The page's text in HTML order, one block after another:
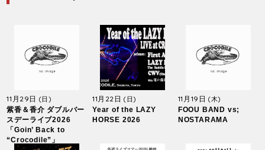
11月29日 (日)
紫香＆香介 ダブルバー
スデーライブ2026
「Goin’ Back to
“Crocodile”」
11月22日(日)
Year of the LAZY
HORSE 2026
11月19日 (木)
FOOU BAND vs;
NOSTARAMA